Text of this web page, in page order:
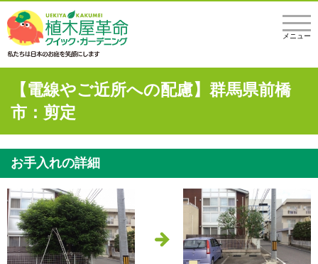
メニュー
【電線やご近所への配慮】群馬県前橋
市：剪定
お手入れの詳細